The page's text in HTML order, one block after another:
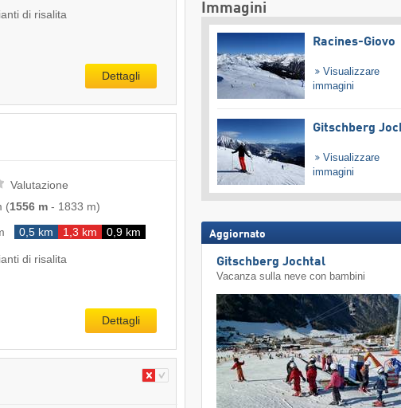
di risalita
Dettagli
Valutazione
(1556 m - 1833 m)
0,5 km 1,3 km 0,9 km
di risalita
Dettagli
Immagini
Racines-Giovo
Visualizzare
immagini
Gitschberg
Visualizzare
immagini
Aggiornato
Gitschberg Jochtal
Vacanza sulla neve con bambini